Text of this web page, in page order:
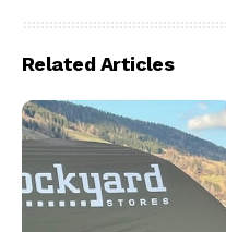
Related Articles